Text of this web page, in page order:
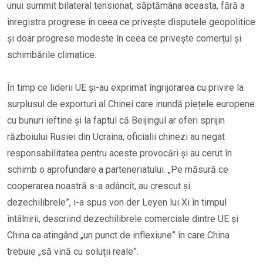
unui summit bilateral tensionat, săptămâna aceasta, fără a
înregistra progrese în ceea ce privește disputele geopolitice
și doar progrese modeste în ceea ce privește comerțul și
schimbările climatice.
În timp ce liderii UE și-au exprimat îngrijorarea cu privire la
surplusul de exporturi al Chinei care inundă piețele europene
cu bunuri ieftine și la faptul că Beijingul ar oferi sprijin
războiului Rusiei din Ucraina, oficialii chinezi au negat
responsabilitatea pentru aceste provocări și au cerut în
schimb o aprofundare a parteneriatului. „Pe măsură ce
cooperarea noastră s-a adâncit, au crescut și
dezechilibrele”, i-a spus von der Leyen lui Xi în timpul
întâlnirii, descriind dezechilibrele comerciale dintre UE și
China ca atingând „un punct de inflexiune” în care China
trebuie „să vină cu soluții reale”.